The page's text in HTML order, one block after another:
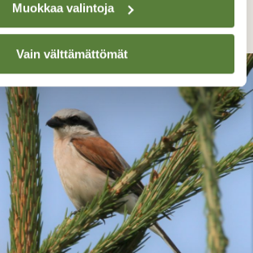
Muokkaa valintoja
Vain välttämättömät
Irja Lehtinen, Akaa 17.8.2017